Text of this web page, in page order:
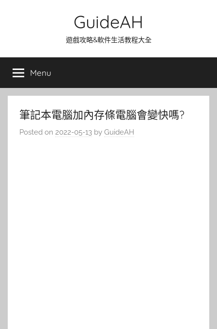
GuideAH
遊戲攻略&軟件生活教程大全
Menu
筆記本電腦加內存條電腦會變快嗎?
Posted on 2022-05-13 by GuideAH